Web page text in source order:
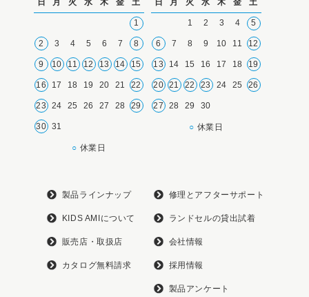
日 月 火 水 木 金 土
1
2 3 4 5 6 7 8
9 10 11 12 13 14 15
16 17 18 19 20 21 22
23 24 25 26 27 28 29
30 31
○ 休業日
日 月 火 水 木 金 土
1 2 3 4 5
6 7 8 9 10 11 12
13 14 15 16 17 18 19
20 21 22 23 24 25 26
27 28 29 30
○ 休業日
製品ラインナップ
KIDS AMIについて
販売店・取扱店
カタログ無料請求
修理とアフターサポート
ランドセルの貸出試着
会社情報
採用情報
製品アンケート